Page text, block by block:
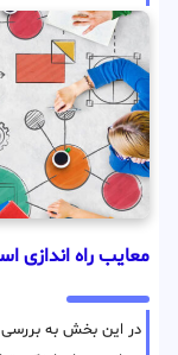
معایب راه اندازی
در این بخش به بررسی